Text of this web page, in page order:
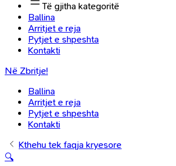
Të gjitha kategoritë
Ballina
Arritjet e reja
Pytjet e shpeshta
Kontakti
Në Zbritje!
Ballina
Arritjet e reja
Pytjet e shpeshta
Kontakti
Kthehu tek faqja kryesore
🔍